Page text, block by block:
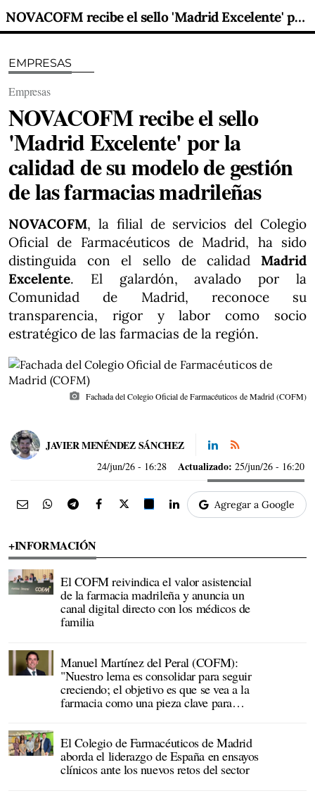
NOVACOFM recibe el sello 'Madrid Excelente' por la calidad de su modelo de gestión de las farmacias madrileñas
EMPRESAS
Empresas
NOVACOFM recibe el sello
'Madrid Excelente' por la
calidad de su modelo de gestión
de las farmacias madrileñas
NOVACOFM, la filial de servicios del Colegio
Oficial de Farmacéuticos de Madrid, ha sido
distinguida con el sello de calidad Madrid
Excelente. El galardón, avalado por la
Comunidad de Madrid, reconoce su
transparencia, rigor y labor como socio
estratégico de las farmacias de la región.
photo_camera Fachada del Colegio Oficial de Farmacéuticos de Madrid (COFM)
JAVIER MENÉNDEZ SÁNCHEZ
24/jun/26 - 16:28 Actualizado: 25/jun/26 - 16:20
Agregar a Google
+INFORMACIÓN
El COFM reivindica el valor asistencial
de la farmacia madrileña y anuncia un
canal digital directo con los médicos de
familia
Manuel Martínez del Peral (COFM):
"Nuestro lema es consolidar para seguir
creciendo; el objetivo es que se vea a la
farmacia como una pieza clave para
descongestionar el sistema"
El Colegio de Farmacéuticos de Madrid
aborda el liderazgo de España en ensayos
clínicos ante los nuevos retos del sector